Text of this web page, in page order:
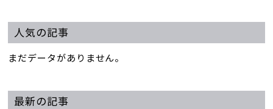
人気の記事
まだデータがありません。
最新の記事